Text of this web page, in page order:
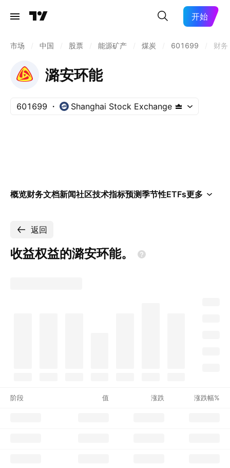
开始
市场 中国 股票 能源矿产 煤炭 601699 财务
潞安环能
601699 Shanghai Stock Exchange
概览财务文档新闻社区技术指标预测季节性ETFs更多
返回
收益权益的潞安环能。
阶段 值 涨跌 涨跌幅%